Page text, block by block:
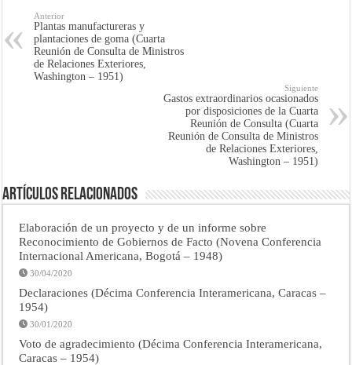
Anterior
Plantas manufactureras y
plantaciones de goma (Cuarta
Reunión de Consulta de Ministros
de Relaciones Exteriores,
Washington – 1951)
Siguiente
Gastos extraordinarios ocasionados
por disposiciones de la Cuarta
Reunión de Consulta (Cuarta
Reunión de Consulta de Ministros
de Relaciones Exteriores,
Washington – 1951)
Artículos Relacionados
Elaboración de un proyecto y de un informe sobre
Reconocimiento de Gobiernos de Facto (Novena Conferencia
Internacional Americana, Bogotá – 1948)
30/04/2020
Declaraciones (Décima Conferencia Interamericana, Caracas –
1954)
30/01/2020
Voto de agradecimiento (Décima Conferencia Interamericana,
Caracas – 1954)